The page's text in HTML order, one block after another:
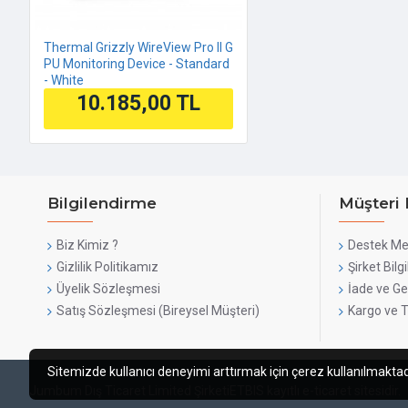
Thermal Grizzly WireView Pro II G
PU Monitoring Device - Standard
- White
10.185,00 TL
Bilgilendirme
Biz Kimiz ?
Gizlilik Politikamız
Üyelik Sözleşmesi
Satış Sözleşmesi (Bireysel Müşteri)
Müşteri
Destek
Şirket
İade ve
Kargo ve
Sitemizde kullanıcı deneyimi arttırmak için çerez